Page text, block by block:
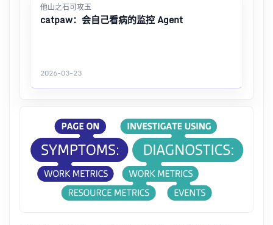
他山之石可攻玉
catpaw：会自己看病的监控 Agent
2026-03-23